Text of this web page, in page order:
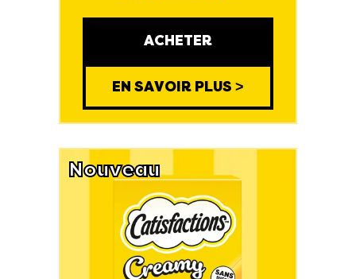
ACHETER
EN SAVOIR PLUS >
Nouveau